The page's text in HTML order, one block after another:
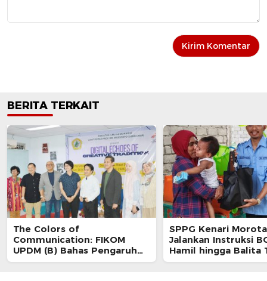
BERITA TERKAIT
The Colors of
Communication: FIKOM
UPDM (B) Bahas Pengaruh
Viralitas terhadap Budaya
SPPG Kenari
Jalankan Instruksi
Hamil hingga Balita
Makanan Bergizi